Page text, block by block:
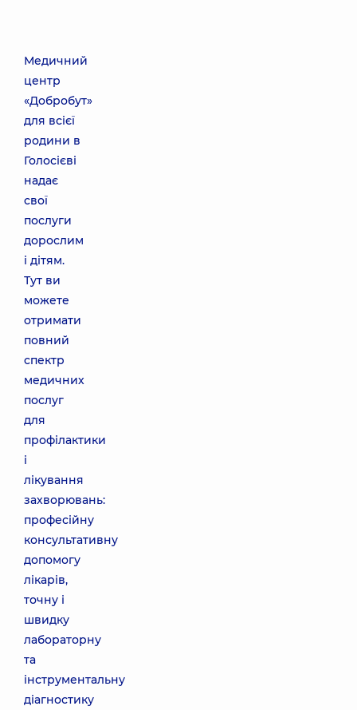
Медичний
центр
«Добробут»
для всієї
родини в
Голосієві
надає
свої
послуги
дорослим
і дітям.
Тут ви
можете
отримати
повний
спектр
медичних
послуг
для
профілактики
і
лікування
захворювань:
професійну
консультативну
допомогу
лікарів,
точну і
швидку
лабораторну
та
інструментальну
діагностику